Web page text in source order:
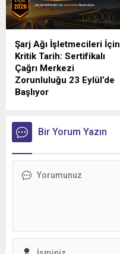
Şarj Ağı İşletmecileri İçin
Kritik Tarih: Sertifikalı
Çağrı Merkezi
Zorunluluğu 23 Eylül’de
Başlıyor
ilgilendiren düzenlemede
geri sayım sürüyor.
Bir Yorum Yazın